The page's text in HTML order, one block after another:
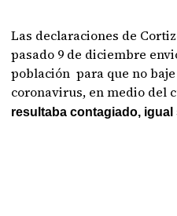
Las declaraciones de
pasado 9 de diciembre
población para que no
coronavirus, en medio del
resultaba contagiado,